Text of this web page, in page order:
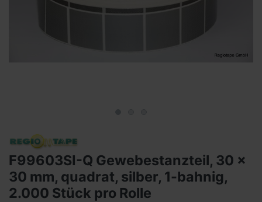
F99603SI-Q Gewebestanzteil, 30 x
30 mm, quadrat, silber, 1-bahnig,
2.000 Stück pro Rolle